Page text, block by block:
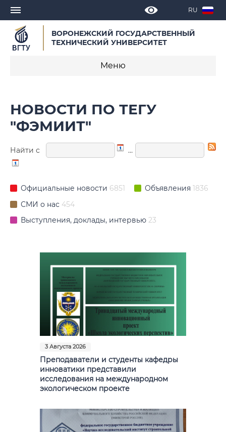
RU
ВОРОНЕЖСКИЙ ГОСУДАРСТВЕННЫЙ
ТЕХНИЧЕСКИЙ УНИВЕРСИТЕТ
Меню
Объявления
СМИ о нас
Выступления, доклады, интервью
Календарь мероприятий
Корпоративные издания
Видео
Анкеты и опросы
Контакты для СМИ
НОВОСТИ ПО ТЕГУ
"ФЭМИИТ"
Найти с …
Официальные новости 6851 Объявления 1836
СМИ о нас 454
Выступления, доклады, интервью 23
3 Августа 2026
Преподаватели и студенты кафедры
инноватики представили
исследования на международном
экологическом проекте